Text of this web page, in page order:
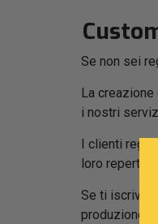
Se non sei
La
i nostri
I clienti
loro
Se ti iscrivi
produzione